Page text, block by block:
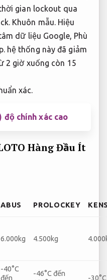
gian lockout qua
Khuôn mẫu. Hiệu
dữ liệu Google, Phù
hệ thống này đã giảm
2 giờ xuống còn 15
xác.
độ chính xác cao
Hàng Đầu Ít
ABUS PROLOCKEY
6.000kg 4.500kg
-40°C
đến
-46°C đến
-